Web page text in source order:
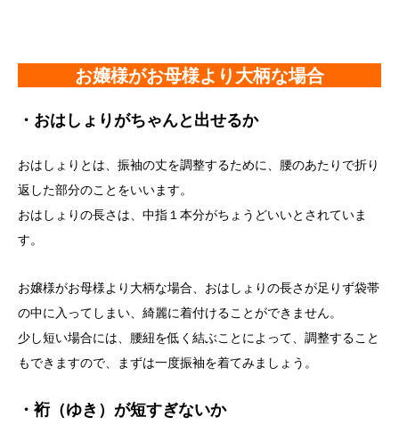
お嬢様がお母様より大柄な場合
・おはしょりがちゃんと出せるか
おはしょりとは、振袖の丈を調整するために、腰のあたりで折り
返した部分のことをいいます。
おはしょりの長さは、中指１本分がちょうどいいとされていま
す。
お嬢様がお母様より大柄な場合、おはしょりの長さが足りず袋帯
の中に入ってしまい、綺麗に着付けることができません。
少し短い場合には、腰紐を低く結ぶことによって、調整すること
もできますので、まずは一度振袖を着てみましょう。
・裄（ゆき）が短すぎないか